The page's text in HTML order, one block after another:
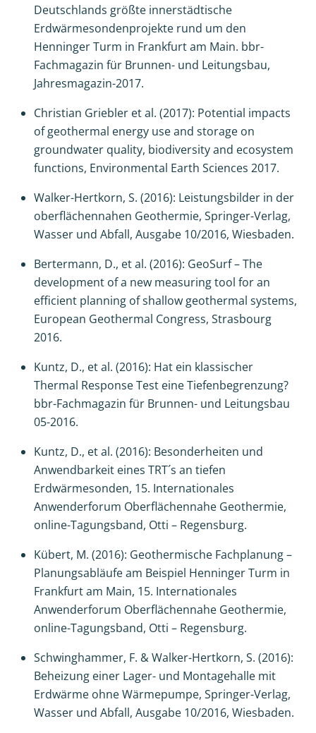
Deutschlands größte innerstädtische
Erdwärmesondenprojekte rund um den
Henninger Turm in Frankfurt am Main. bbr-
Fachmagazin für Brunnen- und Leitungsbau,
Jahresmagazin-2017.
Christian Griebler et al. (2017): Potential impacts
of geothermal energy use and storage on
groundwater quality, biodiversity and ecosystem
functions, Environmental Earth Sciences 2017.
Walker-Hertkorn, S. (2016): Leistungsbilder in der
oberflächennahen Geothermie, Springer-Verlag,
Wasser und Abfall, Ausgabe 10/2016, Wiesbaden.
Bertermann, D., et al. (2016): GeoSurf – The
development of a new measuring tool for an
efficient planning of shallow geothermal systems,
European Geothermal Congress, Strasbourg
2016.
Kuntz, D., et al. (2016): Hat ein klassischer
Thermal Response Test eine Tiefenbegrenzung?
bbr-Fachmagazin für Brunnen- und Leitungsbau
05-2016.
Kuntz, D., et al. (2016): Besonderheiten und
Anwendbarkeit eines TRT´s an tiefen
Erdwärmesonden, 15. Internationales
Anwenderforum Oberflächennahe Geothermie,
online-Tagungsband, Otti – Regensburg.
Kübert, M. (2016): Geothermische Fachplanung –
Planungsabläufe am Beispiel Henninger Turm in
Frankfurt am Main, 15. Internationales
Anwenderforum Oberflächennahe Geothermie,
online-Tagungsband, Otti – Regensburg.
Schwinghammer, F. & Walker-Hertkorn, S. (2016):
Beheizung einer Lager- und Montagehalle mit
Erdwärme ohne Wärmepumpe, Springer-Verlag,
Wasser und Abfall, Ausgabe 10/2016, Wiesbaden.